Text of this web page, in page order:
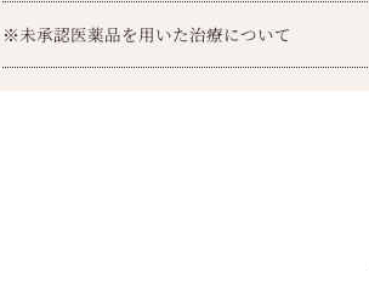
※未承認医薬品を用いた治療について